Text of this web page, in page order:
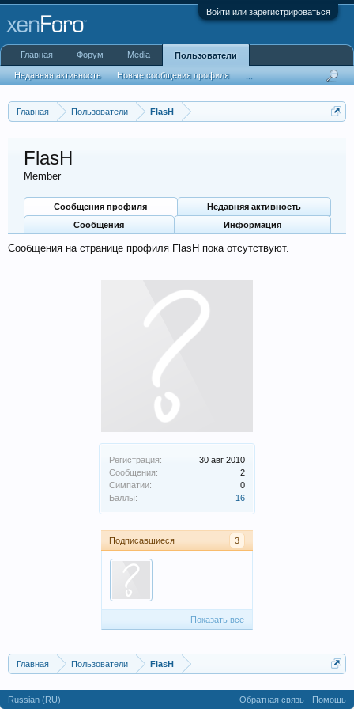
Войти или зарегистрироваться
Главная Пользователи FlasH
Регистрация:
30 авг 2010
Сообщения:
2
Симпатии:
0
Баллы:
16
Подписавшиеся 3
Показать все
FlasH
Member
Сообщения профиля
Недавняя активность
Сообщения
Информация
Сообщения на странице профиля FlasH пока отсутствуют.
Главная Пользователи FlasH
Главная Форум Media Пользователи
Недавняя активность Новые сообщения профиля
Russian (RU) Обратная связь Помощь